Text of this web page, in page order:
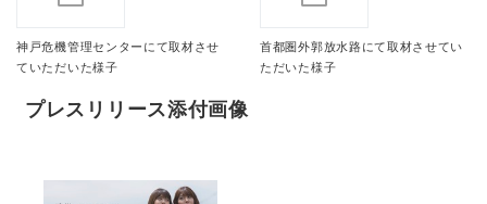
神戸危機管理センターにて取材させ
ていただいた様子
首都圏外郭放水路にて取材させてい
ただいた様子
プレスリリース添付画像